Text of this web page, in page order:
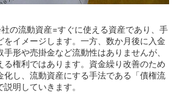
の流動資産=すぐに使える資産であり、手
をイメージします。一方、数か月後に入金
形や売掛金など流動性はありませんが、
る権利ではあります。資金繰り改善のため
化し、流動資産にする手法である「債権流
明していきます。